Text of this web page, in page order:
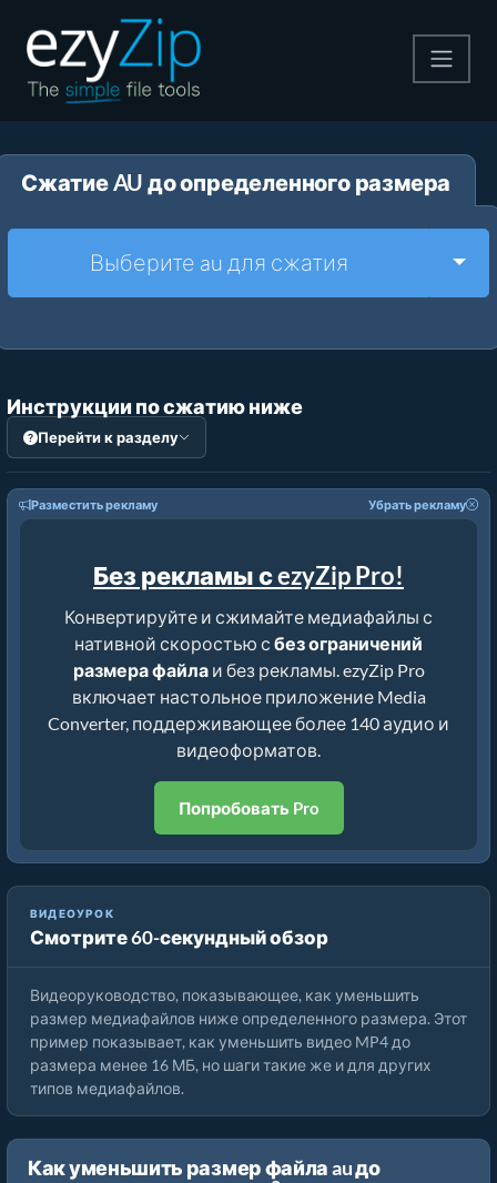
Pаспаковывайте
Другие инструменты
Сжатие AU до определенного размера
Выберите au для сжатия
Инструкции по сжатию ниже
Перейти к разделу
Разместить рекламу Убрать рекламу
Без рекламы с ezyZip Pro!
Конвертируйте и сжимайте медиафайлы с
нативной скоростью с без ограничений
размера файлаи без рекламы. ezyZip Pro
включает настольное приложение Media
Converter, поддерживающее более 140 аудио и
видеоформатов.
Попробовать Pro
ВИДЕОУРОК
Смотрите 60-секундный обзор
Как уменьшить MP4 до 16 МБ (Простое руководство)
Видеоруководство, показывающее, как уменьшить
размер медиафайлов ниже определенного размера. Этот
пример показывает, как уменьшить видео MP4 до
размера менее 16 МБ, но шаги такие же и для других
типов медиафайлов.
Как уменьшить размер файла au до